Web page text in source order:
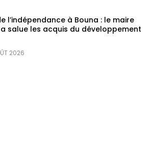
l’indépendance à Bouna : le maire
salue les acquis du développement
2026